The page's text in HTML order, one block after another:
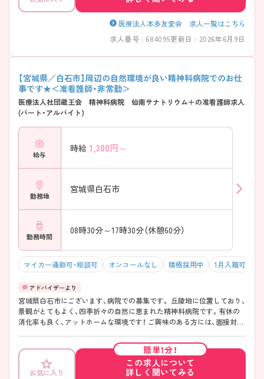
医療法人本多友愛会 求人一覧はこちら
求人番号 : 684095更新日 : 2026年6月9日
【宮城県／白石市】周辺の自然環境が良い精神科病院でのお仕
事です★＜准看護師・非常勤＞
医療法人社団蔵王会 精神科病院 仙南サナトリウム＋の准看護師求人
(パート・アルバイト)
給与
時給 1,300円～
勤務地
宮城県白石市
勤務時間
08時30分～17時30分（休憩60分）
マイカー通勤可・相談可 オンコールなし 積極採用中 1月入職可
宮城県白石市にございます、病院での募集です。 丘陵地に位置しており、
景観がとてもよく、四季折々の自然に恵まれた精神科病院です。有休の
消化率も良く、アットホームな環境です！ ご興味のある方には、面接対策
お気に入り
簡単1分！
この求人について
詳しく聞いてみる